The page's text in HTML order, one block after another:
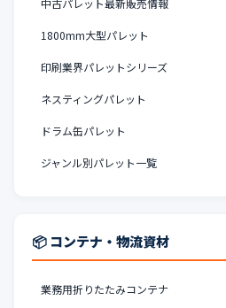
1800mm大型パレット
印刷業界パレットシリーズ
ネスティングパレット
ドラム缶パレット
ジャンル別パレット一覧
📦 コンテナ・物流資材
業務用折りたたみコンテナ